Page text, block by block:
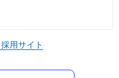
採用サイト